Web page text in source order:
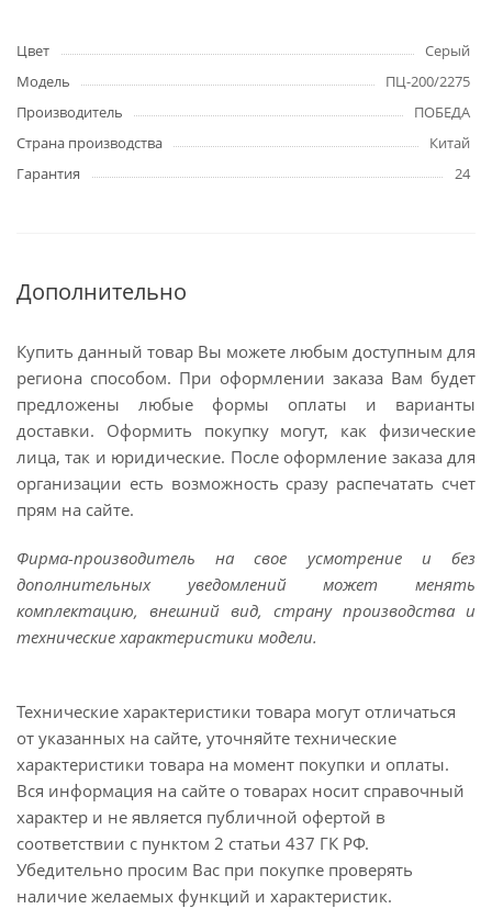
Цвет
Серый
Модель
ПЦ-200/2275
Производитель
ПОБЕДА
Страна производства
Китай
Гарантия
24
Дополнительно
Купить данный товар Вы можете любым доступным для
региона способом. При оформлении заказа Вам будет
предложены любые формы оплаты и варианты
доставки. Оформить покупку могут, как физические
лица, так и юридические. После оформление заказа для
организации есть возможность сразу распечатать счет
прям на сайте.
Фирма-производитель на свое усмотрение и без
дополнительных уведомлений может менять
комплектацию, внешний вид, страну производства и
технические характеристики модели.
Технические характеристики товара могут отличаться
от указанных на сайте, уточняйте технические
характеристики товара на момент покупки и оплаты.
Вся информация на сайте о товарах носит справочный
характер и не является публичной офертой в
соответствии с пунктом 2 статьи 437 ГК РФ.
Убедительно просим Вас при покупке проверять
наличие желаемых функций и характеристик.